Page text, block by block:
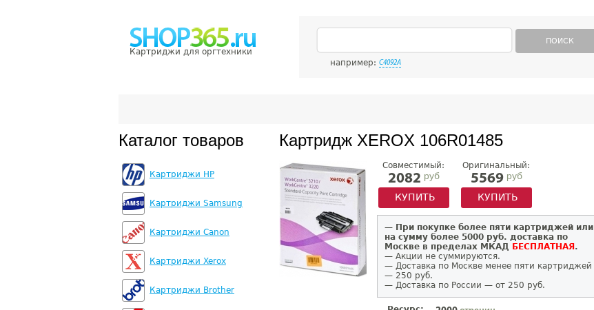
Картриджи для оргтехники
ПОИСК
например: C4092A
Каталог товаров
Картриджи HP
Картриджи Samsung
Картриджи Canon
Картриджи Xerox
Картриджи Brother
Картридж XEROX 106R01485
Совместимый:
2082 руб
КУПИТЬ
Оригинальный:
5569руб
КУПИТЬ
— При покупке более пяти картриджей или
на сумму более 5000 руб. доставка по
Москве в пределах МКАД БЕСПЛАТНАЯ .
— Акции не суммируются.
— Доставка по Москве менее пяти картриджей
— 250 руб.
— Доставка по России — от 250 руб.